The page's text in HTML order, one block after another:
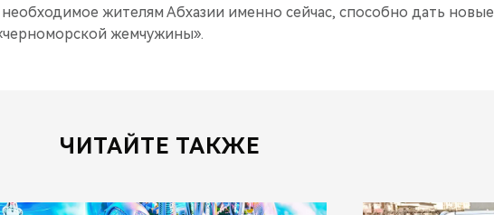
жителям Абхазии именно сейчас, способно дать новые
жемчужины».
ЧИТАЙТЕ ТАКЖЕ